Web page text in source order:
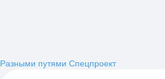
Разными путями Спецпроект